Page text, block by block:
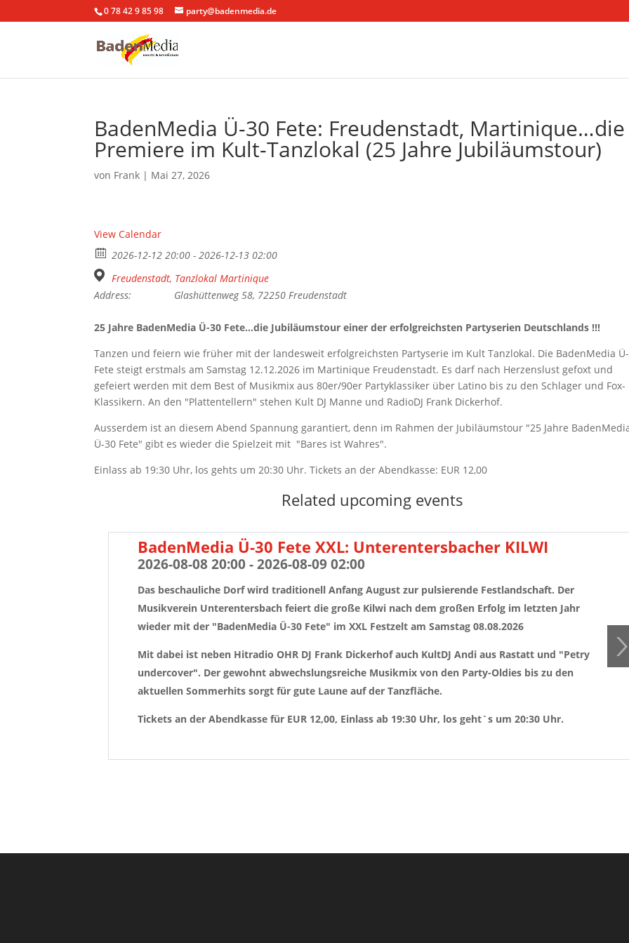
0 78 42 9 85 98 party@badenmedia.de
BadenMedia Ü-30 Fete: Freudenstadt, Martinique…die
Premiere im Kult-Tanzlokal (25 Jahre Jubiläumstour)
von Frank | Mai 27, 2026
View Calendar
2026-12-12 20:00 - 2026-12-13 02:00
Freudenstadt, Tanzlokal Martinique
Address:
Glashüttenweg 58, 72250 Freudenstadt
25 Jahre BadenMedia Ü-30 Fete...die Jubiläumstour einer der erfolgreichsten Partyserien Deutschlands !!!
Tanzen und feiern wie früher mit der landesweit erfolgreichsten Partyserie im Kult Tanzlokal. Die BadenMedia
Fete steigt erstmals am Samstag 12.12.2026 im Martinique Freudenstadt. Es darf nach Herzenslust gefoxt und
gefeiert werden mit dem Best of Musikmix aus 80er/90er Partyklassiker über Latino bis zu den Schlager und Fox-
Klassikern. An den "Plattentellern" stehen Kult DJ Manne und RadioDJ Frank Dickerhof.
Ausserdem ist an diesem Abend Spannung garantiert, denn im Rahmen der Jubiläumstour "25 Jahre
Ü-30 Fete" gibt es wieder die Spielzeit mit "Bares ist Wahres".
Einlass ab 19:30 Uhr, los gehts um 20:30 Uhr. Tickets an der Abendkasse: EUR 12,00
Related upcoming events
BadenMedia Ü-30 Fete XXL: Unterentersbacher KILWI
2026-08-08 20:00 - 2026-08-09 02:00
Das beschauliche Dorf wird traditionell Anfang August zur pulsierende Festlandschaft. Der
Musikverein Unterentersbach feiert die große Kilwi nach dem großen Erfolg im letzten Jahr
wieder mit der "BadenMedia Ü-30 Fete" im XXL Festzelt am Samstag 08.08.2026
Mit dabei ist neben Hitradio OHR DJ Frank Dickerhof auch KultDJ Andi aus Rastatt und "Petry
undercover". Der gewohnt abwechslungsreiche Musikmix von den Party-Oldies bis zu den
aktuellen Sommerhits sorgt für gute Laune auf der Tanzfläche.
Tickets an der Abendkasse für EUR 12,00, Einlass ab 19:30 Uhr, los geht`s um 20:30 Uhr.